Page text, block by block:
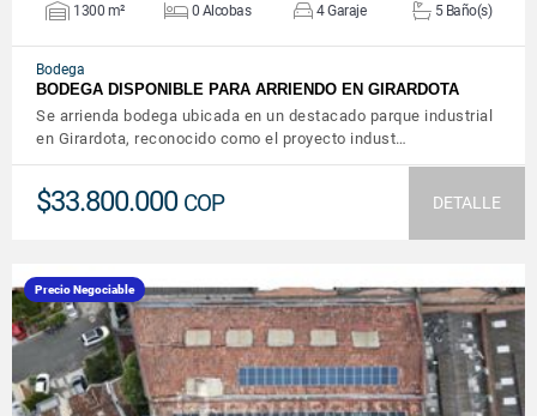
1300 m² 0 Alcobas 4 Garaje 5 Baño(s)
Bodega
BODEGA DISPONIBLE PARA ARRIENDO EN GIRARDOTA
Se arrienda bodega ubicada en un destacado parque industrial
en Girardota, reconocido como el proyecto indust…
$33.800.000 COP DETALLE
Precio Negociable